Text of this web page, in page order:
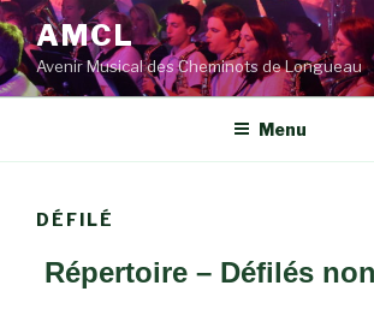
Aller
au
contenu
principal
AMCL
Avenir Musical des Cheminots de Longueau
Menu
DÉFILÉ
Répertoire – Défilés